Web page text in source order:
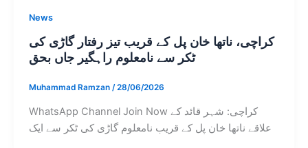
News
کراچی، ناتھا خان پل کے قریب تیز رفتار گاڑی کی
ٹکر سے نامعلوم راہگیر جاں بحق
Muhammad Ramzan /28/06/2026
WhatsApp Channel Join Now کراچی: شہر قائد کے
علاقے ناتھا خان پل کے قریب نامعلوم گاڑی کی ٹکر سے ایک